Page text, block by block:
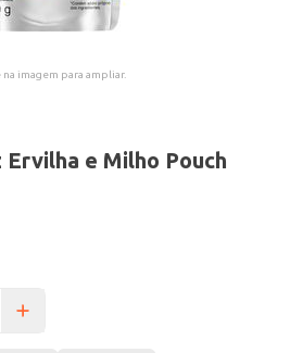
na imagem para ampliar.
e Milho Pouch